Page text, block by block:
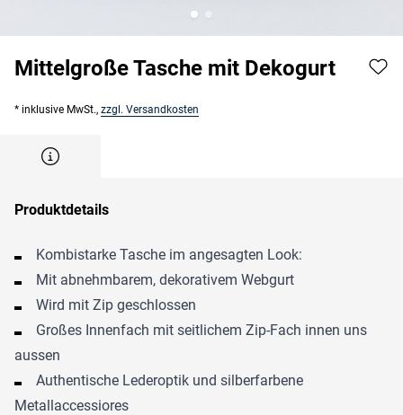
Mittelgroße Tasche mit Dekogurt
* inklusive MwSt., zzgl. Versandkosten
Produktdetails
Kombistarke Tasche im angesagten Look:
Mit abnehmbarem, dekorativem Webgurt
Wird mit Zip geschlossen
Großes Innenfach mit seitlichem Zip-Fach innen uns
aussen
Authentische Lederoptik und silberfarbene
Metallaccessiores